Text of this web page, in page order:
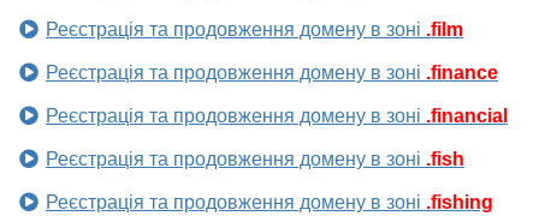
Реєстрація та продовження домену в зоні .film
Реєстрація та продовження домену в зоні .finance
Реєстрація та продовження домену в зоні .financial
Реєстрація та продовження домену в зоні .fish
Реєстрація та продовження домену в зоні .fishing